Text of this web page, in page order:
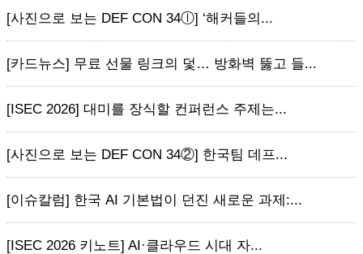
[사진으로 보는 DEF CON 34ⓛ] ‘해커들의...
[카드뉴스] 무료 선물 링크의 덫… 방화벽 뚫고 들...
[ISEC 2026] 대미를 장식할 컨퍼런스 주제는...
[사진으로 보는 DEF CON 34②] 한국팀 데프...
[이슈칼럼] 한국 AI 기본법이 던진 새로운 과제:...
[ISEC 2026 키노트] AI·클라우드 시대 자...